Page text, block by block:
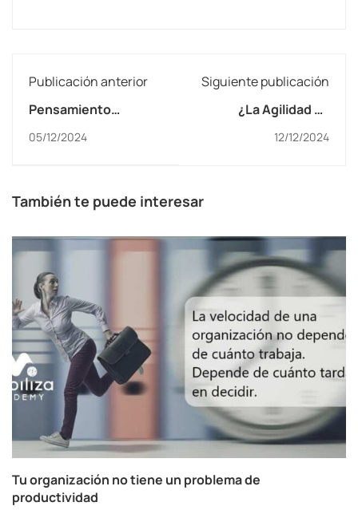
Publicación anterior
Pensamiento
para Innovar y
05/12/2024
Siguiente publicación
¿La Agilidad ha
muere es su mala
12/12/2024
También te puede interesar
Tu organización no tiene un problema de
productividad